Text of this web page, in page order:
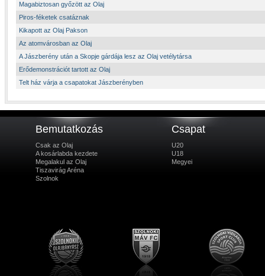
Magabiztosan győzött az Olaj
Piros-féketek csatáznak
Kikapott az Olaj Pakson
Az atomvárosban az Olaj
A Jászberény után a Skopje gárdája lesz az Olaj vetélytársa
Erődemonstrációt tartott az Olaj
Telt ház várja a csapatokat Jászberényben
Bemutatkozás
Csak az Olaj
A kosárlabda kezdete
Megalakul az Olaj
Tiszavirág Aréna
Szolnok
Csapat
U20
U18
Megyei